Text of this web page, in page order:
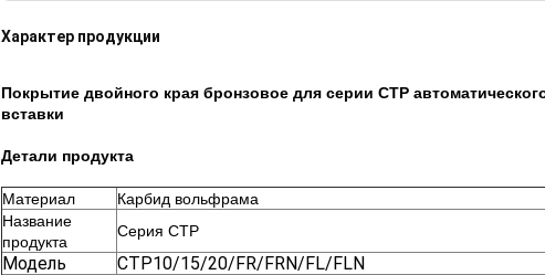
Характер продукции
Покрытие двойного края бронзовое для серии CTP
вставки
Детали продукта
Материал
Карбид вольфрама
Название
продукта
Серия CTP
Модель CTP10/15/20/FR/FRN/FL/FLN